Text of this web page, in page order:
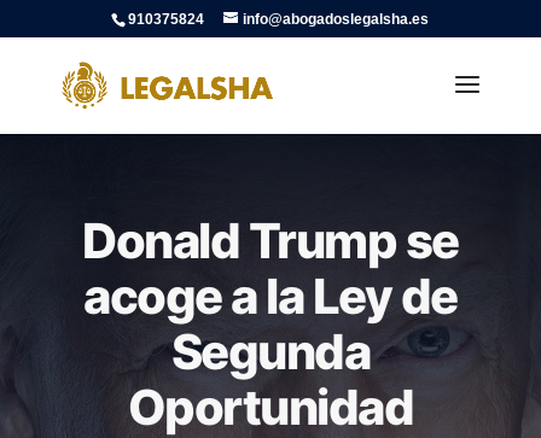
910375824 info@abogadoslegalsha.es
Donald Trump se
acoge a la Ley de
Segunda
Oportunidad